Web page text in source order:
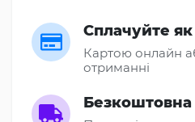
Сплачуйте
Картою онлайн
отриманні
Безкоштовна